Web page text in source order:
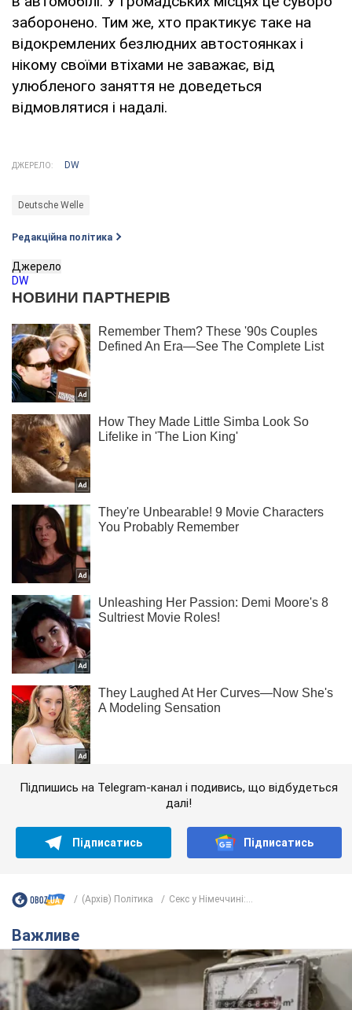
заборонено. Тим же, хто практикує таке на
відокремлених безлюдних автостоянках і
нікому своїми втіхами не заважає, від
улюбленого заняття не доведеться
відмовлятися і надалі.
ДЖЕРЕЛО: DW
Deutsche Welle
Редакційна політика
Джерело
DW
Підпишись на Telegram-канал і подивись, що відбудеться
далі!
Підписатись Підписатись
(Архів) Політика Секс у Німеччині:...
Важливе